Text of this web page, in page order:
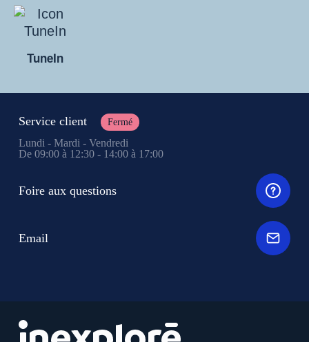
TuneIn
Service client Fermé
Lundi - Mardi - Vendredi
De 09:00 à 12:30 - 14:00 à 17:00
Foire aux questions
Email